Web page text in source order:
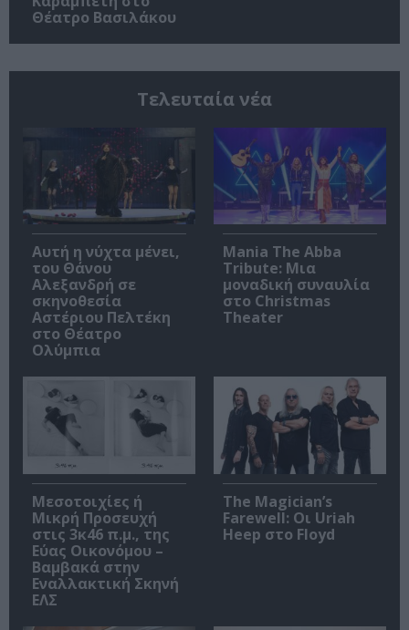
Θέατρο Βασιλάκου
Τελευταία νέα
Αυτή η νύχτα μένει,
του Θάνου
Αλεξανδρή σε
σκηνοθεσία
Αστέριου Πελτέκη
στο Θέατρο
Ολύμπια
Mania The Abba
Tribute: Μια
μοναδική συναυλία
στο Christmas
Theater
Μεσοτοιχίες ή
Μικρή Προσευχή
στις 3κ46 π.μ., της
Εύας Οικονόμου –
Βαμβακά στην
Εναλλακτική Σκηνή
ΕΛΣ
The Magician’s
Farewell: Οι Uriah
Heep στο Floyd